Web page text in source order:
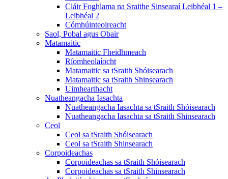
Cláir Foghlama na Sraithe Sinsearaí Leibhéal 1 –
Leibhéal 2
Cómhúinteoireacht
Saol, Pobal agus Obair
Matamaitic
Matamaitic Fheidhmeach
Ríomheolaíocht
Matamaitic sa tSraith Shóisearach
Matamaitic sa tSraith Shinsearach
Uimhearthacht
Nuatheangacha Iasachta
Nuatheangacha Iasachta sa tSraith Shóisearach
Nuatheangacha Iasachta sa tSraith Shinsearach
Ceol
Ceol sa tSraith Shóisearach
Ceol sa tSraith Shinsearach
Corpoideachas
Corpoideachas sa tSraith Shóisearach
Corpoideachas sa tSraith Shinsearach